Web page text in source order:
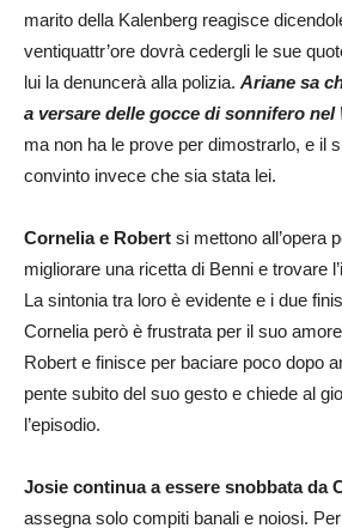
marito della Kalenberg reagisce
ventiquattr’ore dovrà cedergli le sue
lui la denuncerà alla polizia. Ariane sa
a versare delle gocce di sonnifero
ma non ha le prove per dimostrarlo, e il
convinto invece che sia stata lei.
Cornelia e Robert si mettono all’opera
migliorare una ricetta di Benni e trovare
La sintonia tra loro è evidente e i due
Cornelia però è frustrata per il suo
Robert e finisce per baciare poco dopo
pente subito del suo gesto e chiede al
l’episodio.
Josie continua a essere snobbata da
assegna solo compiti banali e noiosi.